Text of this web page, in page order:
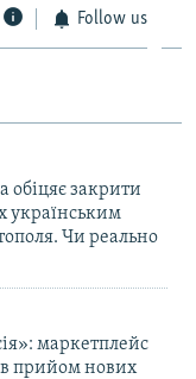
Follow us
обіцяє закрити
українським
Чи реально
маркетплейс
прийом нових